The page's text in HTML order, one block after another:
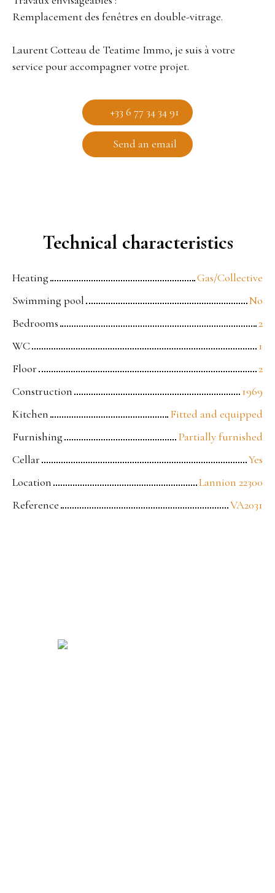
Remplacement des fenêtres en double-vitrage.
Laurent Cotteau de Teatime Immo, je suis à votre
service pour accompagner votre projet.
+33 6 77 34 34 91
Send an email
Technical characteristics
Heating
Gas/Collective
Swimming pool
No
Bedrooms
2
WC
1
Floor
2
Construction
1969
Kitchen
Fitted and equipped
Furnishing
Partially furnished
Cellar
Yes
Location
Lannion 22300
Reference
VA2031